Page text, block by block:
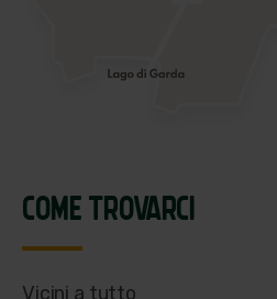
COME TROVARCI
Vicini a tutto